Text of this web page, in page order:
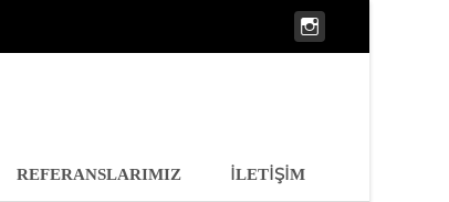
REFERANSLARIMIZ İLETIŞIM